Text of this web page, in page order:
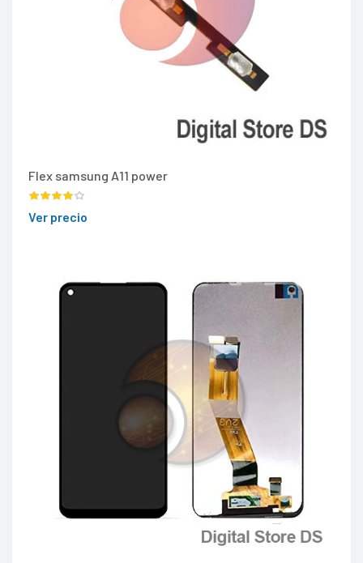
Flex samsung A11 power
Ver precio